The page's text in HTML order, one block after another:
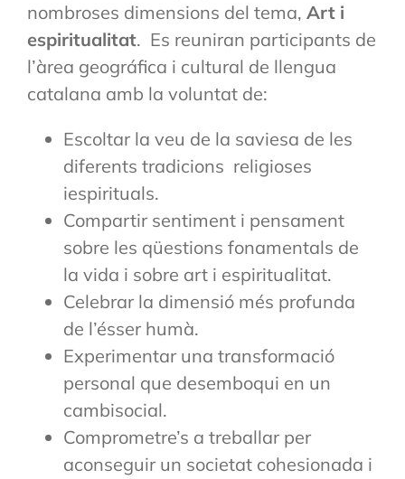
nombroses dimensions del tema, Art i
espiritualitat. Es reuniran participants de
l’àrea geográfica i cultural de llengua
catalana amb la voluntat de:
Escoltar la veu de la saviesa de les
diferents tradicions religioses
iespirituals.
Compartir sentiment i pensament
sobre les qüestions fonamentals de
la vida i sobre art i espiritualitat.
Celebrar la dimensió més profunda
de l’ésser humà.
Experimentar una transformació
personal que desemboqui en un
cambisocial.
Comprometre’s a treballar per
aconseguir un societat cohesionada i